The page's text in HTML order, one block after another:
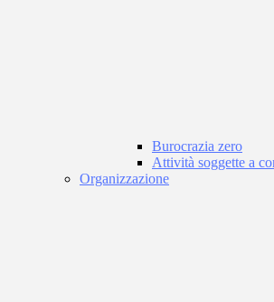
Burocrazia zero
Attività soggette a
Organizzazione